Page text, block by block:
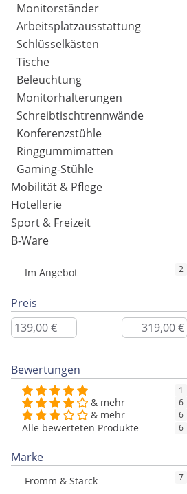
Monitorständer
Arbeitsplatzausstattung
Schlüsselkästen
Tische
Beleuchtung
Monitorhalterungen
Schreibtischtrennwände
Konferenzstühle
Ringgummimatten
Gaming-Stühle
Mobilität & Pflege
Hotellerie
Sport & Freizeit
B-Ware
Im Angebot 2
Preis
Bewertungen
1
& mehr 6
& mehr 6
Alle bewerteten Produkte 6
Marke
Fromm & Starck 7